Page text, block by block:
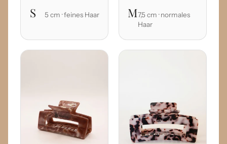
S 5 cm · feines Haar M7,5 cm · normales
Haar